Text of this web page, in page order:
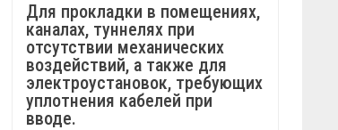
Для прокладки в помещениях,
каналах, туннелях при
отсутствии механических
воздействий, а также для
электроустановок, требующих
уплотнения кабелей при
вводе.